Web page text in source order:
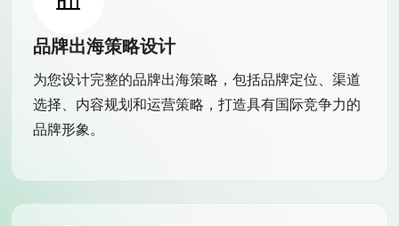
品牌出海策略设计
为您设计完整的品牌出海策略，包括品牌定位、渠道
选择、内容规划和运营策略，打造具有国际竞争力的
品牌形象。